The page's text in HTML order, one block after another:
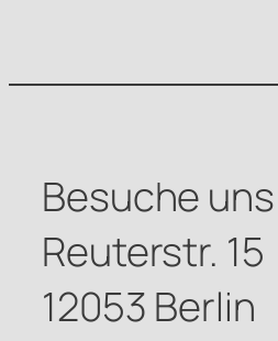
Besuche
Reuterstr. 15
12053 Berlin